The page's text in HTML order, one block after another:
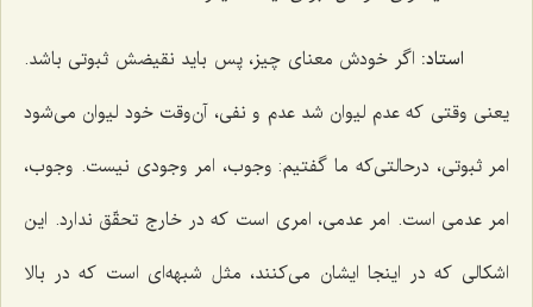
استاد: اگر خودش معناى چیز، پس باید نقیضش ثبوتى باشد.
یعنى وقتى كه عدم لیوان شد عدم و نفی، آن‌وقت خود لیوان مى‌شود
امر ثبوتى، درحالتى‌كه ما گفتیم: وجوب، امر وجودى نیست. وجوب،
امر عدمى است. امر عدمى، امرى است كه در خارج تحقّق ندارد. این
اشكالى كه در اینجا ایشان مى‌كنند، مثل شبهه‌اى است كه در بالا